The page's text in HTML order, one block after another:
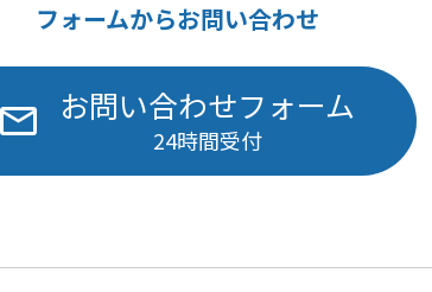
フォームからお問い合わせ
お問い合わせフォーム
24時間受付